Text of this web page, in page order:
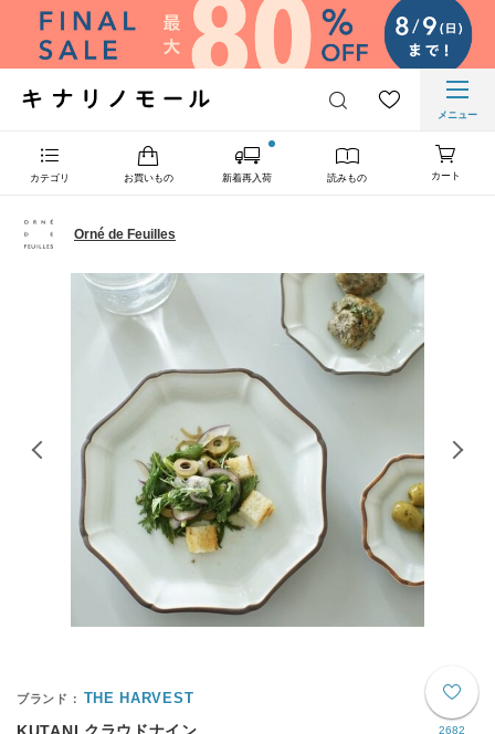
メニュー
カテゴリ お買いもの 新着再入荷 読みもの カート
Orné de Feuilles
2682
THE HARVEST